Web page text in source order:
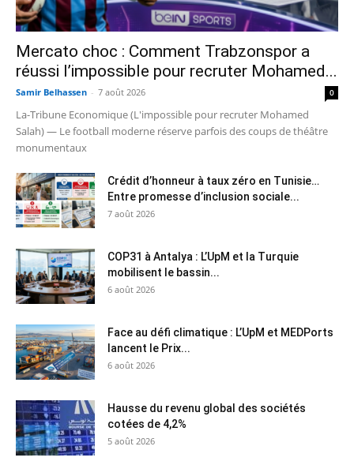
Mercato choc : Comment Trabzonspor a
réussi l’impossible pour recruter Mohamed...
Samir Belhassen - 7 août 2026 0
La-Tribune Economique (L'impossible pour recruter Mohamed
Salah) — Le football moderne réserve parfois des coups de théâtre
monumentaux
Crédit d’honneur à taux zéro en Tunisie…
Entre promesse d’inclusion sociale...
7 août 2026
COP31 à Antalya : L’UpM et la Turquie
mobilisent le bassin...
6 août 2026
Face au défi climatique : L’UpM et MEDPorts
lancent le Prix...
6 août 2026
Hausse du revenu global des sociétés
cotées de 4,2%
5 août 2026